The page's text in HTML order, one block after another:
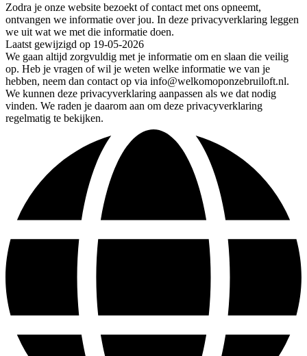
Zodra je onze website bezoekt of contact met ons opneemt,
ontvangen we informatie over jou. In deze privacyverklaring leggen
we uit wat we met die informatie doen.
Laatst gewijzigd op 19-05-2026
We gaan altijd zorgvuldig met je informatie om en slaan die veilig
op. Heb je vragen of wil je weten welke informatie we van je
hebben, neem dan contact op via info@welkomoponzebruiloft.nl.
We kunnen deze privacyverklaring aanpassen als we dat nodig
vinden. We raden je daarom aan om deze privacyverklaring
regelmatig te bekijken.